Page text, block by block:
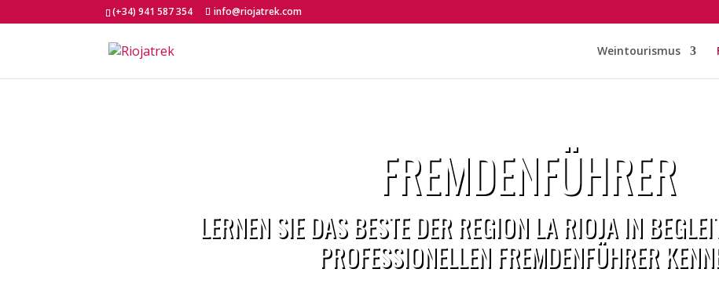
(+34) 941 587 354 info@riojatrek.com
Weintourismus
FREMDENFÜHRER
LERNEN SIE DAS BESTE DER REGION LA RIOJA IN
PROFESSIONELLEN FREMDENFÜHRER